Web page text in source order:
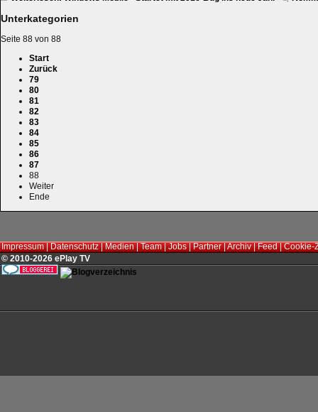
Unterkategorien
Seite 88 von 88
Start
Zurück
79
80
81
82
83
84
85
86
87
88
Weiter
Ende
Impressum|Datenschutz|Medien|Team|Jobs|Partner|Archiv|Feed|Cookie-
© 2010-2026 ePlay TV